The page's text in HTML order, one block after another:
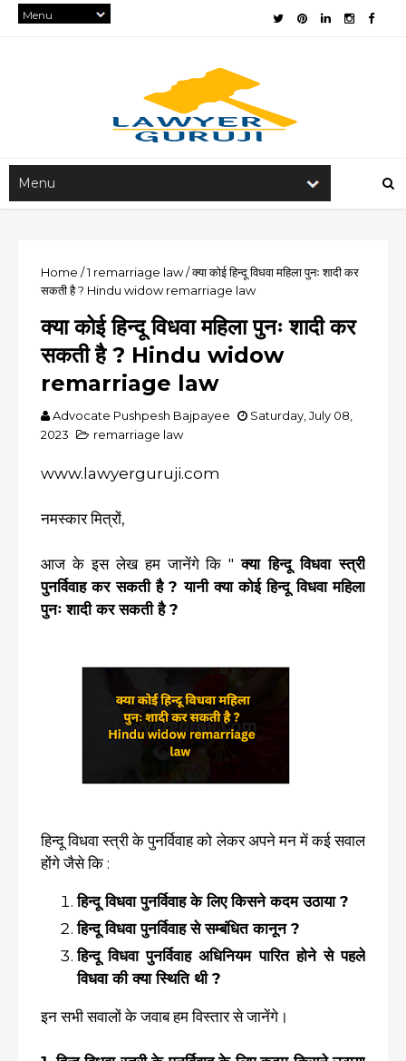
Home /1 remarriage law/क्या कोई हिन्दू विधवा महिला पुनः शादी कर
सकती है ? Hindu widow remarriage law
क्या कोई हिन्दू विधवा महिला पुनः शादी कर
सकती है ? Hindu widow
remarriage law
Advocate Pushpesh Bajpayee
Saturday, July 08,
2023
remarriage law
www.lawyerguruji.com
नमस्कार मित्रों,
आज के इस लेख हम जानेंगे कि "क्या हिन्दू विधवा स्त्री
पुनर्विवाह कर सकती है ? यानी क्या कोई हिन्दू विधवा महिला
पुनः शादी कर सकती है ?
हिन्दू विधवा स्त्री के पुनर्विवाह को लेकर अपने मन में कई सवाल
होंगे जैसे कि :
हिन्दू विधवा पुनर्विवाह के लिए किसने कदम उठाया ?
हिन्दू विधवा पुनर्विवाह से सम्बंधित कानून ?
हिन्दू विधवा पुनर्विवाह अधिनियम पारित होने से पहले
विधवा की क्या स्थिति थी ?
इन सभी सवालों के जवाब हम विस्तार से जानेंगे।